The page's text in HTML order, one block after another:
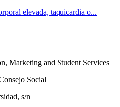
elevada, taquicardia o...
Marketing and Student Services
Social
s/n